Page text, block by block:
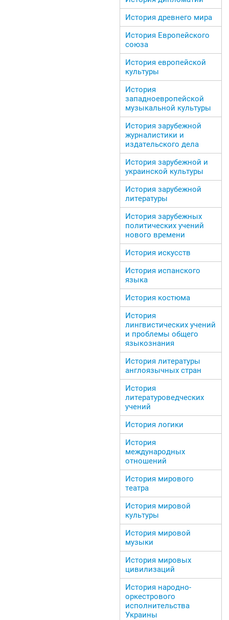
История древнего мира
История Европейского
союза
История европейской
культуры
История
западноевропейской
музыкальной культуры
История зарубежной
журналистики и
издательского дела
История зарубежной и
украинской культуры
История зарубежной
литературы
История зарубежных
политических учений
нового времени
История искусств
История испанского
языка
История костюма
История
лингвистических учений
и проблемы общего
языкознания
История литературы
англоязычных стран
История
литературоведческих
учений
История логики
История
международных
отношений
История мирового
театра
История мировой
культуры
История мировой
музыки
История мировых
цивилизаций
История народно-
оркестрового
исполнительства
Украины